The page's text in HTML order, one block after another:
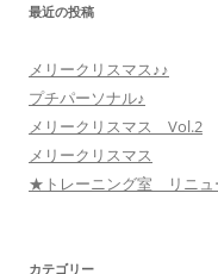
最近の投稿
メリークリスマス♪♪
プチパーソナル♪
メリークリスマス Vol.2
メリークリスマス
★トレーニング室 リニ
カテゴリー